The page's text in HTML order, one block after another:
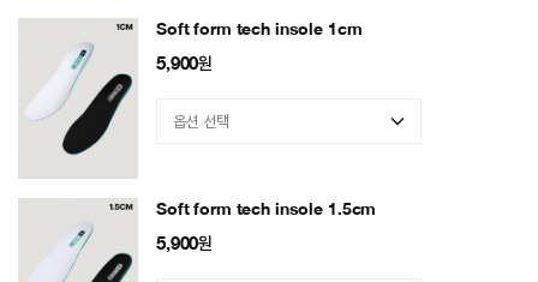
Soft form tech insole 1cm
5,900원
Soft form tech insole 1.5cm
5,900원